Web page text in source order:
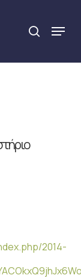
search
Menu
2014-
Close